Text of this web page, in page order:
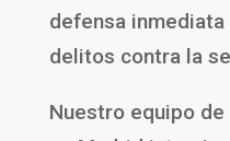
defensa
delitos contra la
Nuestro equipo